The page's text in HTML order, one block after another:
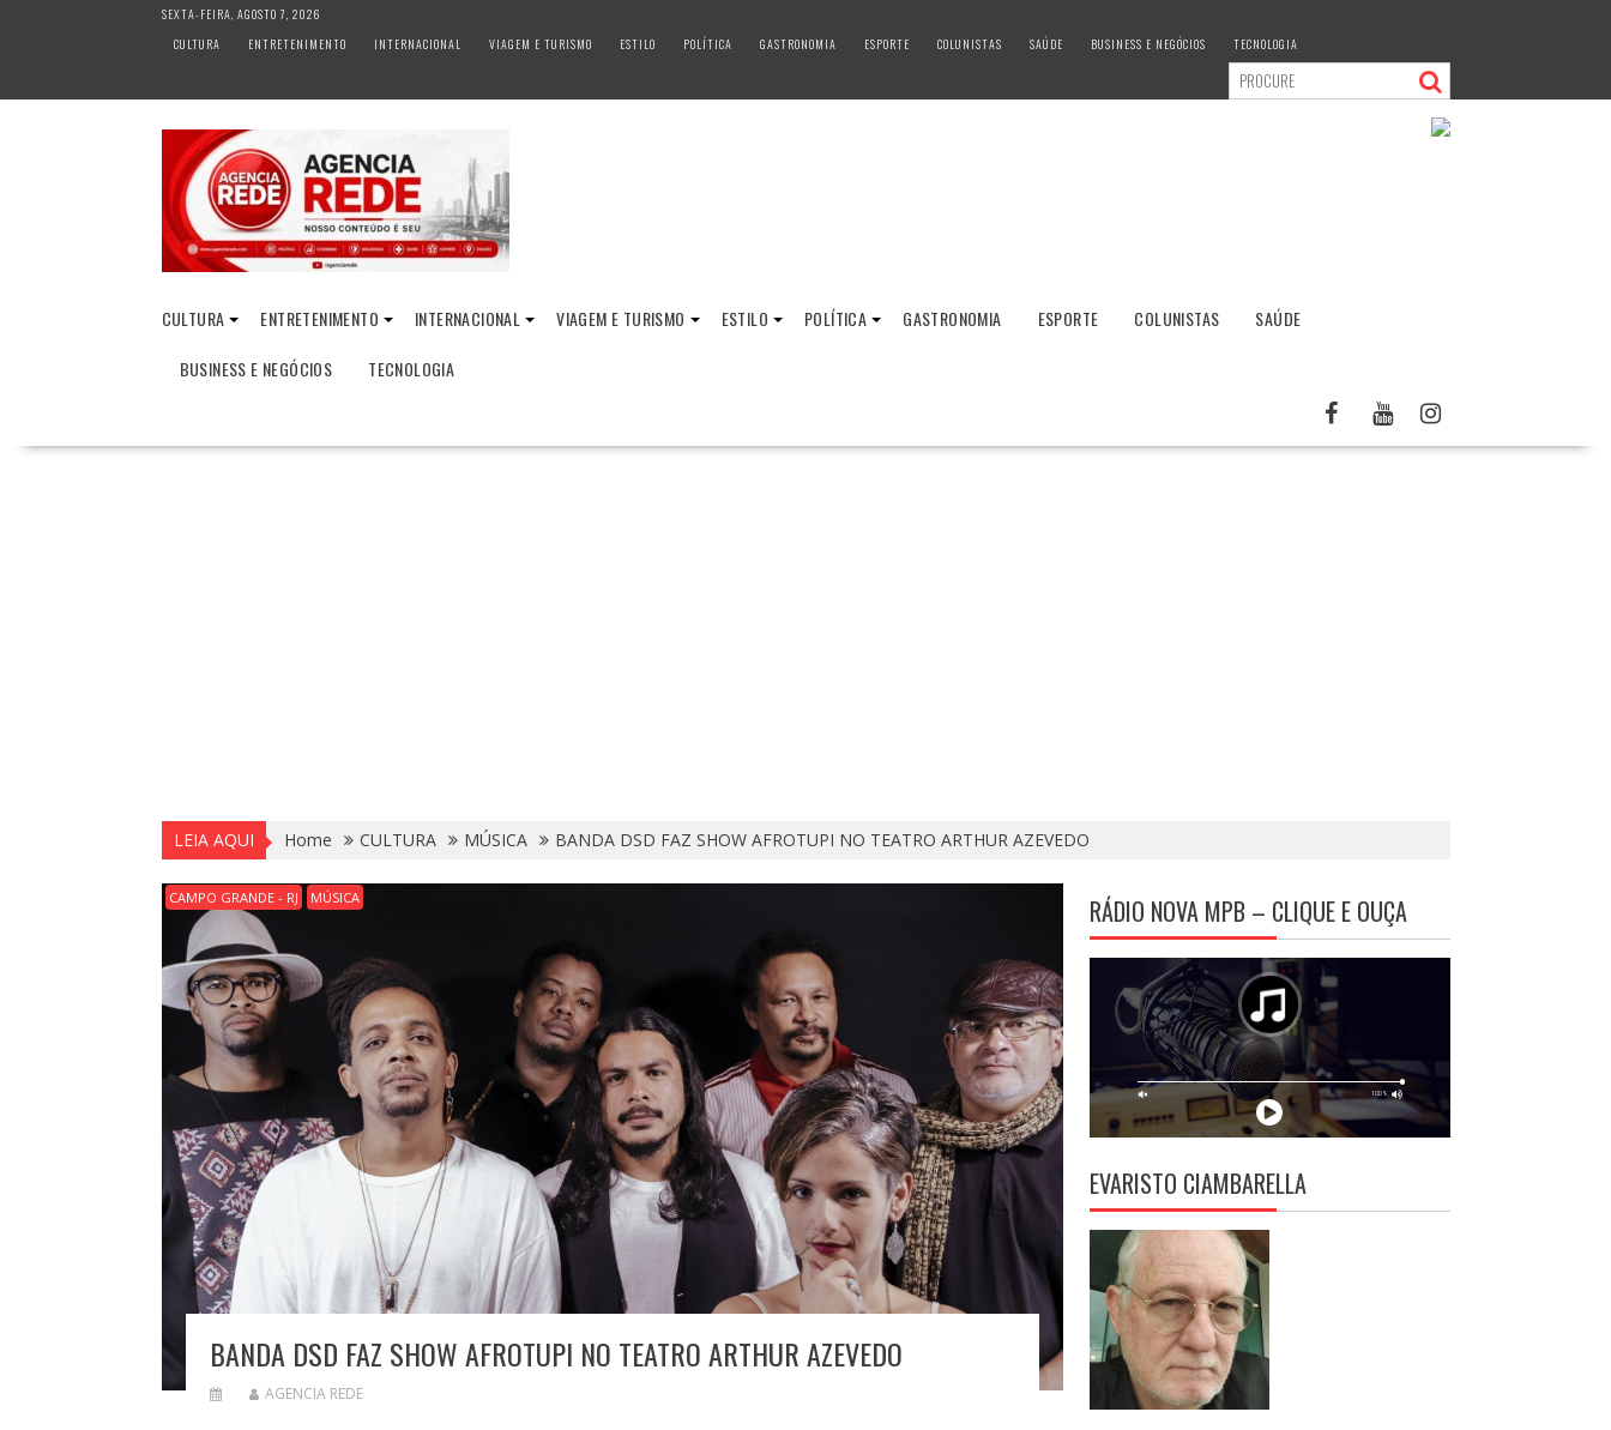
SEXTA-FEIRA, AGOSTO 7, 2026
CULTURA
ENTRETENIMENTO INTERNACIONAL VIAGEM E TURISMO ESTILO POLÍTICA GASTRONOMIA ESPORTE COLUNISTAS SAÚDE BUSINESS E NEGÓCIOS TECNOLOGIA
CULTURA ENTRETENIMENTO INTERNACIONAL VIAGEM E TURISMO ESTILO POLÍTICA GASTRONOMIA ESPORTE COLUNISTAS
SAÚDE
BUSINESS E NEGÓCIOS
TECNOLOGIA
LEIA AQUI Home CULTURA MÚSICA BANDA DSD FAZ SHOW AFROTUPI NO TEATRO ARTHUR AZEVEDO
CAMPO GRANDE - RJ MÚSICA
BANDA DSD FAZ SHOW AFROTUPI NO TEATRO ARTHUR AZEVEDO
AGENCIA REDE
RÁDIO NOVA MPB – CLIQUE E OUÇA
EVARISTO CIAMBARELLA